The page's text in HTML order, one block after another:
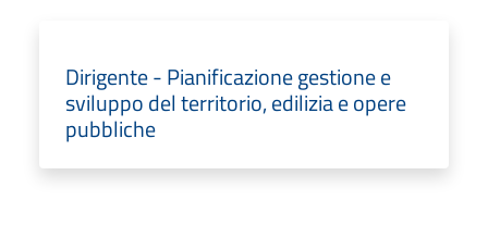
Dirigente - Pianificazione gestione e
sviluppo del territorio, edilizia e opere
pubbliche